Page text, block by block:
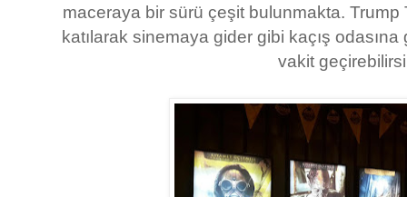
maceraya bir sürü çeşit bulunmakta.
katılarak sinemaya gider gibi kaçış
vakit